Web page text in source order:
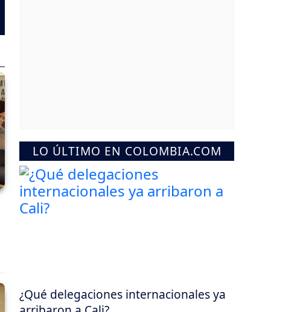
LO ÚLTIMO EN COLOMBIA.COM
¿Qué delegaciones internacionales ya